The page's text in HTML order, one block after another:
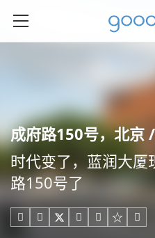
成府路150号，北京
时代变了，蓝润大厦
路150号了
    